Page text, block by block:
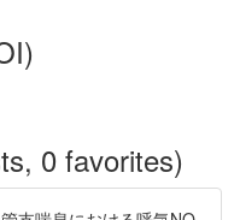
0 favorites)